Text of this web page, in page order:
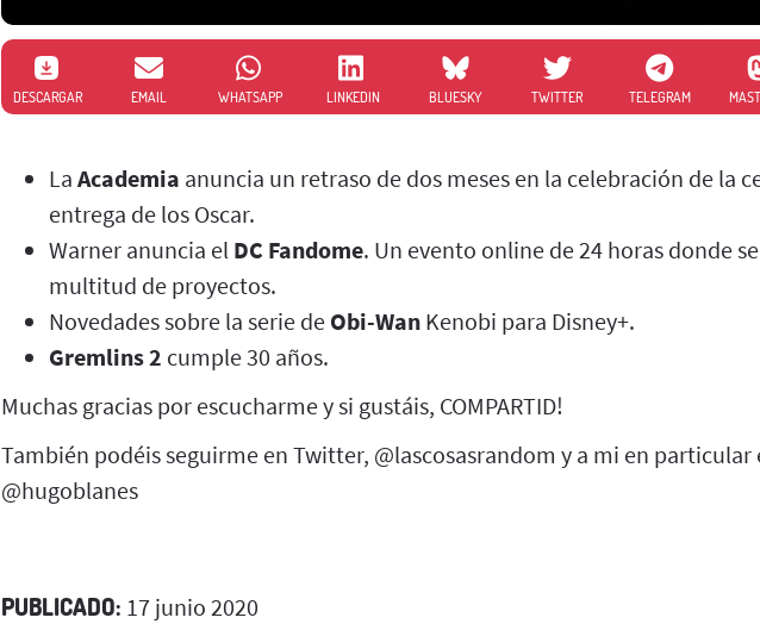
DESCARGAR EMAIL WHATSAPP LINKEDIN BLUESKY TWITTER TELEGRAM
La Academia anuncia un retraso de dos meses en la celebración de la
entrega de los Oscar.
Warner anuncia el DC Fandome. Un evento online de 24 horas donde
multitud de proyectos.
Novedades sobre la serie de Obi-Wan Kenobi para Disney+.
Gremlins 2 cumple 30 años.
Muchas gracias por escucharme y si gustáis, COMPARTID!
También podéis seguirme en Twitter, @lascosasrandom y a mi en particular
@hugoblanes
PUBLICADO: 17 junio 2020